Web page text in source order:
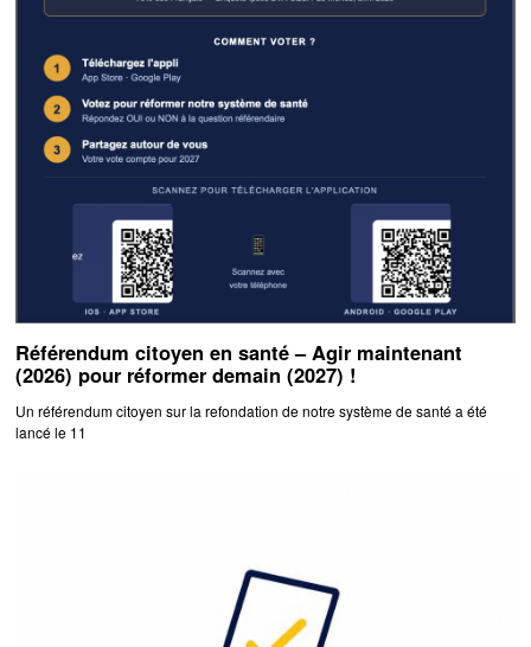
Référendum citoyen en santé – Agir maintenant
(2026) pour réformer demain (2027) !
Un référendum citoyen sur la refondation de notre système de santé a été
lancé le 11